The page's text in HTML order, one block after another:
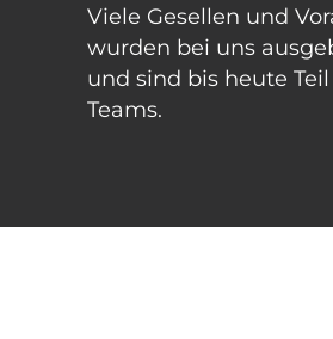
Viele Gesellen und
wurden bei uns
und sind bis heute
Teams.